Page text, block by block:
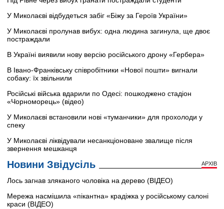
У Миколаєві відбудеться забіг «Біжу за Героїв України»
У Миколаєві пролунав вибух: одна людина загинула, ще двоє
постраждали
В Україні виявили нову версію російського дрону «Гербера»
В Івано-Франківську співробітники «Нової пошти» вигнали
собаку: їх звільнили
Російські війська вдарили по Одесі: пошкоджено стадіон
«Чорноморець» (відео)
У Миколаєві встановили нові «туманчики» для прохолоди у
спеку
У Миколаєві ліквідували несанкціоноване звалище після
звернення мешканця
Новини Звідусіль АРХІВ
Лось загнав зляканого чоловіка на дерево (ВІДЕО)
Мережа насмішила «пікантна» крадіжка у російському салоні
краси (ВІДЕО)